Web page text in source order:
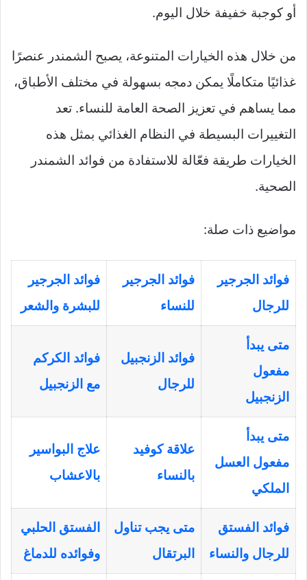
أو كوجبة خفيفة خلال اليوم.
من خلال هذه الخيارات المتنوعة، يصبح الشمندر عنصرًا
غذائيًا متكاملًا يمكن دمجه بسهولة في مختلف الأطباق،
مما يساهم في تعزيز الصحة العامة للنساء. تعد
التغييرات البسيطة في النظام الغذائي بمثل هذه
الخيارات طريقة فعّالة للاستفادة من فوائد الشمندر
الصحية.
مواضيع ذات صلة:
فوائد الجرجير
للرجال
فوائد الجرجير
للنساء
فوائد الجرجير
للبشرة والشعر
متى يبدأ
مفعول
الزنجبيل
فوائد الزنجبيل
للرجال
فوائد الكركم
مع الزنجبيل
متى يبدأ
مفعول العسل
الملكي
علاقة كوفيد
بالنساء
علاج البواسير
بالاعشاب
فوائد الفستق
للرجال والنساء
متى يجب تناول
البرتقال
الفستق الحلبي
وفوائده للدماغ